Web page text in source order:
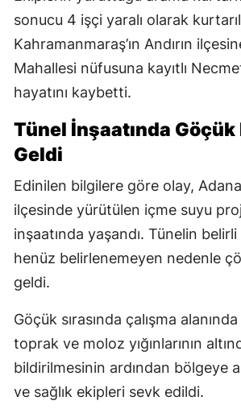
sonucu 4 işçi yaralı olarak
Kahramanmaraş’ın Andırın
Mahallesi nüfusuna kayıtlı
hayatını kaybetti.
Tünel İnşaatında
Geldi
Edinilen bilgilere göre olay,
ilçesinde yürütülen içme suyu
inşaatında yaşandı. Tünelin
henüz belirlenemeyen nedenle
geldi.
Göçük sırasında çalışma
toprak ve moloz yığınlarının
bildirilmesinin ardından bölgeye
ve sağlık ekipleri sevk edildi.